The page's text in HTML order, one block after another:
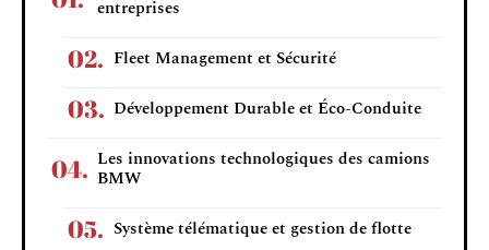
entreprises
Fleet Management et Sécurité
Développement Durable et Éco-Conduite
Les innovations technologiques des camions
BMW
Système télématique et gestion de flotte